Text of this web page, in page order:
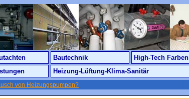
Bautechnik
High-Tech Farben
Heizung-Lüftung-Klima-Sanitär
von Heizungspumpen?